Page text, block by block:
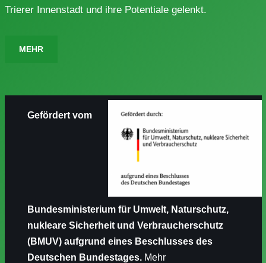
Trierer Innenstadt und ihre Potentiale gelenkt.
MEHR
Gefördert vom
Bundesministerium für Umwelt, Naturschutz,
nukleare Sicherheit und Verbraucherschutz
(BMUV) aufgrund eines Beschlusses des
Deutschen Bundestages.Mehr